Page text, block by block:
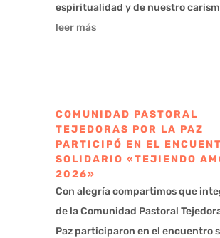
espiritualidad y de nuestro
leer más
COMUNIDAD PASTORAL
TEJEDORAS POR LA PAZ
PARTICIPÓ EN EL
SOLIDARIO «TEJIENDO
2026»
Con alegría compartimos que
de la Comunidad Pastoral
Paz participaron en el encuentro